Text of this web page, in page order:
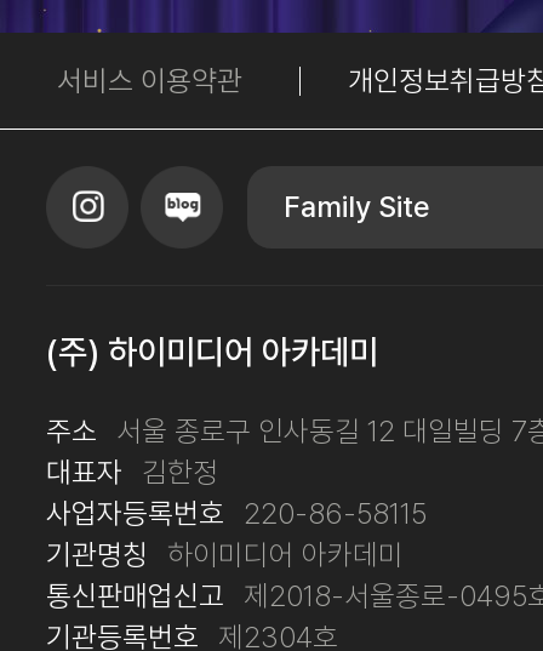
서비스 이용약관 개인정보취급방
Family Site
(주) 하이미디어 아카데미
주소
서울 종로구 인사동길 12 대일빌딩 7
대표자
김한정
사업자등록번호
220-86-58115
기관명칭
하이미디어 아카데미
통신판매업신고
제2018-서울종로-0495
기관등록번호
제2304호